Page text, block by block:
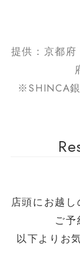
提供：京都
※SHINCA
店頭にお越し
ご予
以下よりお